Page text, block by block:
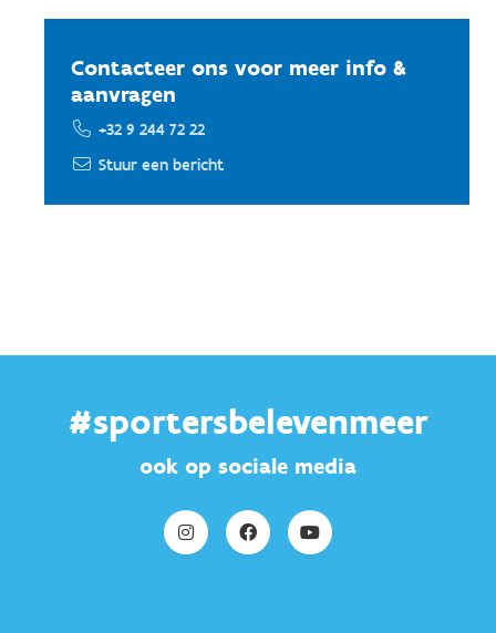
Contacteer ons voor meer info &
aanvragen
+32 9 244 72 22
Stuur een bericht
#sportersbelevenmeer
ook op sociale media